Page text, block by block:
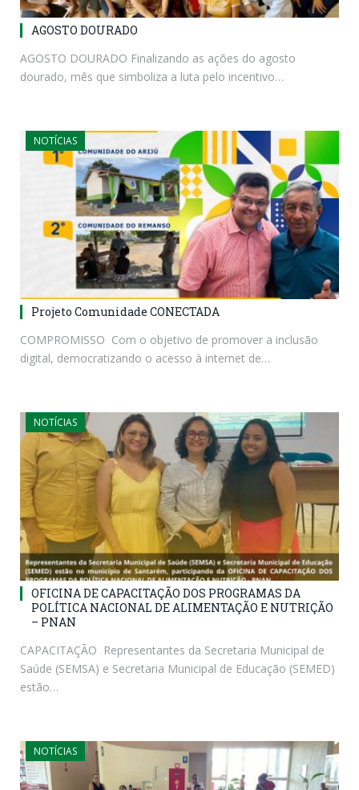
AGOSTO DOURADO
AGOSTO DOURADO Finalizando as ações do agosto
dourado, mês que simboliza a luta pelo incentivo…
NOTÍCIAS
Projeto Comunidade CONECTADA
COMPROMISSO Com o objetivo de promover a inclusão
digital, democratizando o acesso à internet de…
NOTÍCIAS
OFICINA DE CAPACITAÇÃO DOS PROGRAMAS DA
POLÍTICA NACIONAL DE ALIMENTAÇÃO E NUTRIÇÃO
– PNAN
CAPACITAÇÃO Representantes da Secretaria Municipal de
Saúde (SEMSA) e Secretaria Municipal de Educação (SEMED)
estão…
NOTÍCIAS